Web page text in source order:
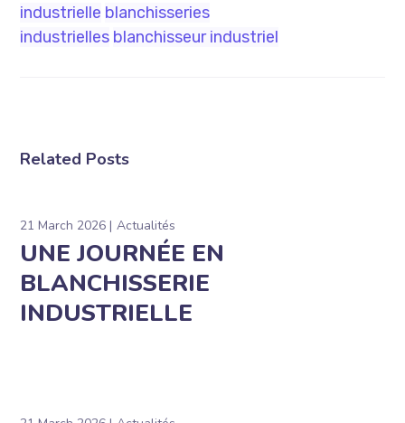
industrielle blanchisseries
industrielles blanchisseur industriel
Related Posts
21 March 2026 Actualités
UNE JOURNÉE EN
BLANCHISSERIE
INDUSTRIELLE